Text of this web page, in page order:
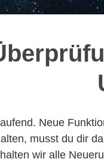
Neue
musst du dir
wir alle